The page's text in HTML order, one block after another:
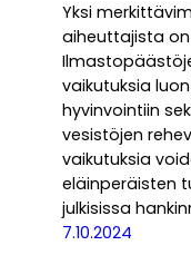
Yksi
aiheuttajista
vaikutuksia
hyvinvointiin
vesistöjen
vaikutuksia
eläinperäisten
julkisissa
7.10.2024